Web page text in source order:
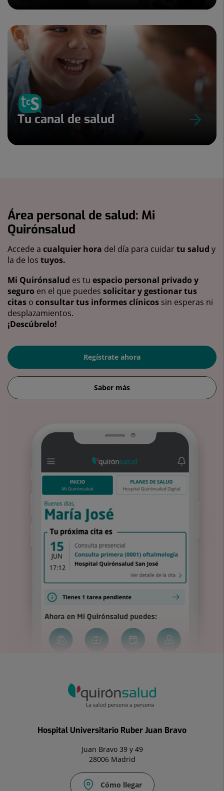
Tu canal de salud
Área personal de salud: Mi
Quirónsalud
Accede a cualquier hora del día para cuidartu salud y
la de los tuyos.
Mi Quirónsalud es tu espacio personal privado y
seguro en el que puedes solicitar y gestionar tus
citas o consultar tus informes clínicos sin esperas ni
desplazamientos.
¡Descúbrelo!
Regístrate ahora
Saber más
Hospital Universitario Ruber Juan Bravo
Juan Bravo 39 y 49
28006 Madrid
Cómo llegar